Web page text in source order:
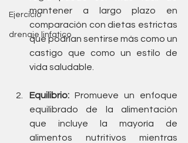
Ejercicio
drenaje linfatico
mantener a largo plazo en
comparación con dietas estrictas
que podrían sentirse más como un
castigo que como un estilo de
vida saludable.
Equilibrio: Promueve un enfoque
equilibrado de la alimentación
que incluye la mayoría de
alimentos nutritivos mientras